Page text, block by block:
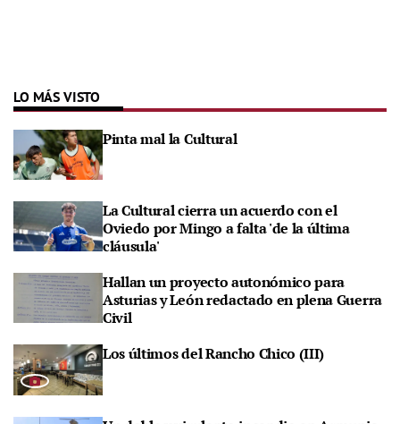
LO MÁS VISTO
Pinta mal la Cultural
La Cultural cierra un acuerdo con el
Oviedo por Mingo a falta 'de la última
cláusula'
Hallan un proyecto autonómico para
Asturias y León redactado en plena Guerra
Civil
Los últimos del Rancho Chico (III)